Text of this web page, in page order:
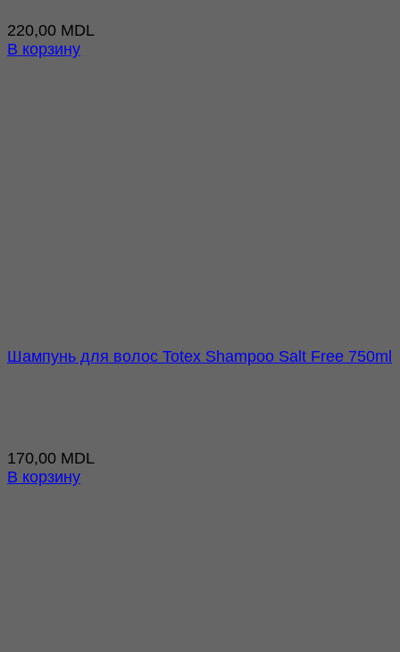
220,00 MDL
В корзину
Шампунь для волос Totex Shampoo Salt Free 750ml
170,00 MDL
В корзину